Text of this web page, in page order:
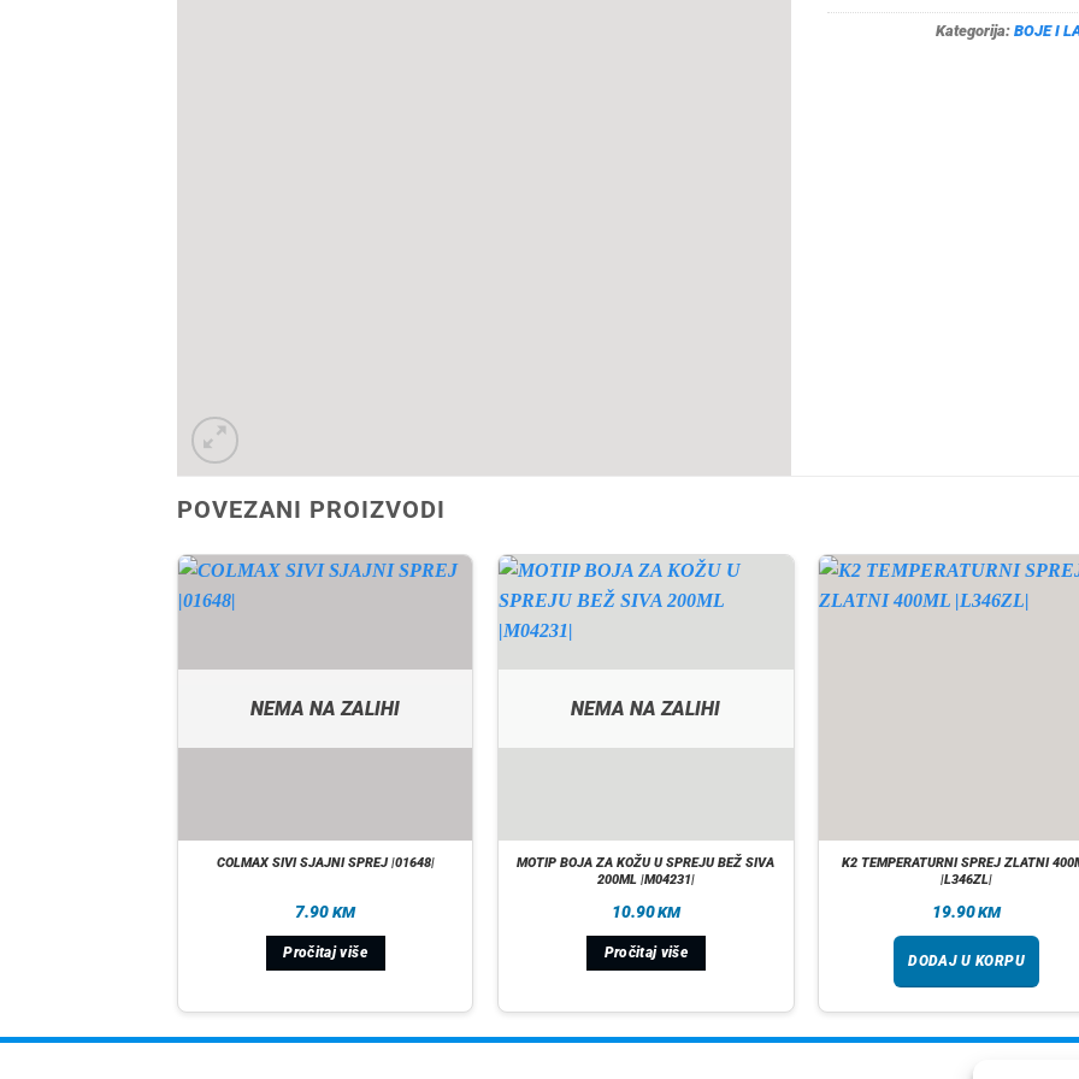
Kategorija: BOJE I
POVEZANI PROIZVODI
NEMA NA ZALIHI
COLMAX SIVI SJAJNI SPREJ |01648|
7.90 KM
Pročitaj više
NEMA NA ZALIHI
MOTIP BOJA ZA KOŽU U SPREJU BEŽ SIVA
200ML |M04231|
10.90KM
Pročitaj više
K2 TEMPERATURNI SPREJ ZLATNI
|L346ZL|
19.90KM
DODAJ U KORPU